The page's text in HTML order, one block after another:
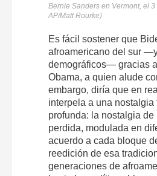
Bernie Sanders en Vermont, el
AP/Matt Rourke)
Es fácil sostener que
afroamericano del sur
demográficos— gracias
Obama, a quien alude
embargo, diría que en
interpela a una nostalgia
profunda: la nostalgia de
perdida, modulada en
acuerdo a cada bloque
reedición de esa
generaciones de